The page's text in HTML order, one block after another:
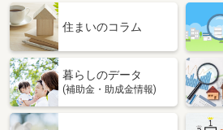
住まいのコラム
暮らしのデータ
(補助金・助成金情報)